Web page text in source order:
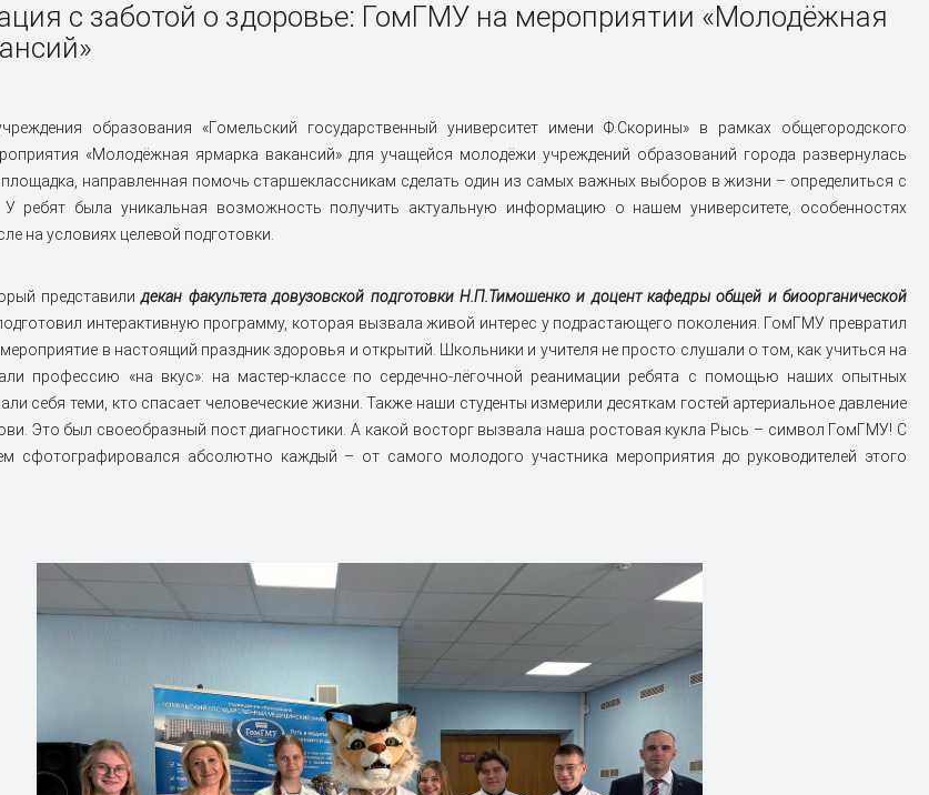
рейтингах
Система менеджмента качества
Почётный доктор ГомГМУ
Обработка персональных данных
УНИВЕРСИТЕТУ – 35!
Проект «Легенды ГомГМУ»
в 2026 году
документов
Казахстана
Централизованное тестирование
Ответы на часто задаваемые
вопросы
формы
организация студентов
Именные стипендии
График работы психологической
службы
отделение иностранных граждан
и
иностранных
Совет молодых ученых
Калькулятор расчета риска
онкогенного потенциала CagA-
статуса Helicobacter pylori
Анкеты по микозам глотки
Калькулятор для расчета
ожидаемого объёма поражения
Калькулятор оценки риска
прогрессирования цирроза печени
с заботой о здоровье: ГомГМУ на мероприятии «Молодёжная
образования «Гомельский государственный университет имени Ф.Скорины» в рамках общегородского
«Молодёжная ярмарка вакансий» для учащейся молодёжи учреждений образований города развернулась
направленная помочь старшеклассникам сделать один из самых важных выборов в жизни – определиться с
У ребят была уникальная возможность получить актуальную информацию о нашем университете, особенностях
на условиях целевой подготовки.
представилидекан факультета довузовской подготовки Н.П.Тимошенко и доцент кафедры общей и биоорганической
интерактивную программу, которая вызвала живой интерес у подрастающего поколения. ГомГМУ превратил
в настоящий праздник здоровья и открытий. Школьники и учителя не просто слушали о том, как учиться на
профессию «на вкус»: на мастер-классе по сердечно-лёгочной реанимации ребята с помощью наших опытных
себя теми, кто спасает человеческие жизни. Также наши студенты измерили десяткам гостей артериальное давление
Это был своеобразный пост диагностики. А какой восторг вызвала наша ростовая кукла Рысь – символ ГомГМУ! С
сфотографировался абсолютно каждый – от самого молодого участника мероприятия до руководителей этого